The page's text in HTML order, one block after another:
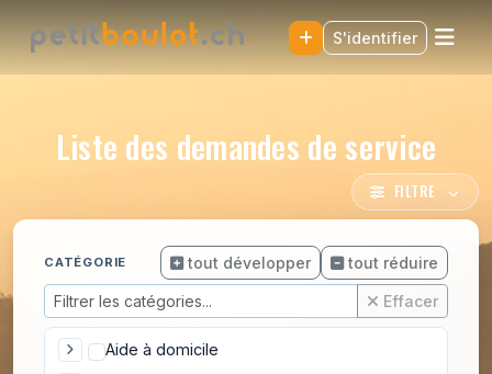
S'identifier
Liste des demandes de service
FILTRE
CATÉGORIE tout développer tout réduire
Effacer
Aide à domicile